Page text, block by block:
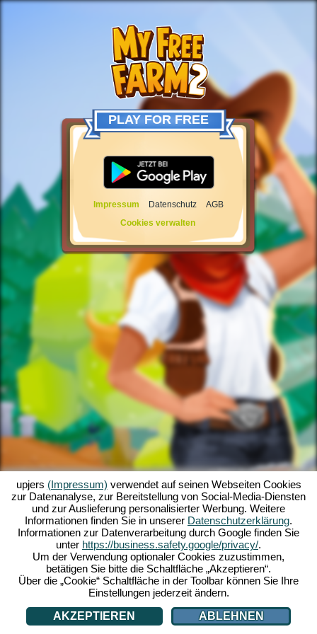
PLAY FOR FREE
Impressum Datenschutz
AGB
Cookies verwalten
upjers (Impressum) verwendet auf seinen Webseiten Cookies
zur Datenanalyse, zur Bereitstellung von Social-Media-Diensten
und zur Auslieferung personalisierter Werbung. Weitere
Informationen finden Sie in unserer Datenschutzerklärung.
Informationen zur Datenverarbeitung durch Google finden Sie
unter https://business.safety.google/privacy/.
Um der Verwendung optionaler Cookies zuzustimmen,
betätigen Sie bitte die Schaltfläche „Akzeptieren“.
Über die „Cookie“ Schaltfläche in der Toolbar können Sie Ihre
Einstellungen jederzeit ändern.
AKZEPTIEREN
ABLEHNEN